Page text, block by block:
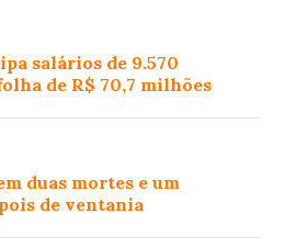
salários de 9.570
de R$ 70,7 milhões
duas mortes e um
de ventania